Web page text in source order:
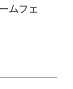
ムフェ